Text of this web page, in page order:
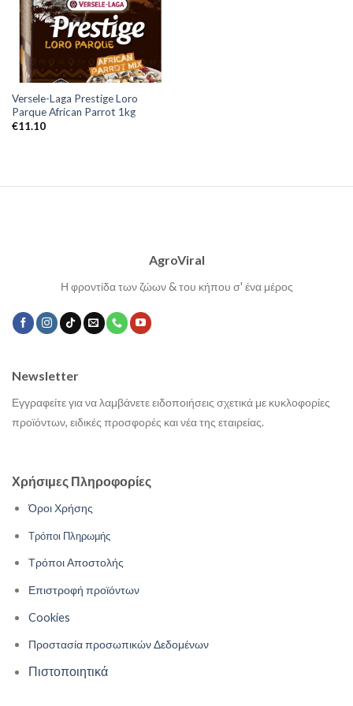
Versele-Laga Prestige Loro
Parque African Parrot 1kg
€11.10
AgroViral
Η φροντίδα των ζώων & του κήπου σ' ένα μέρος
Χρήσιμες Πληροφορίες
Όροι Χρήσης
Τρόποι Πληρωμής
Τρόποι Αποστολής
Επιστροφή προϊόντων
Cookies
Προστασία προσωπικών Δεδομένων
Πιστοποιητικά
Newsletter
Εγγραφείτε για να λαμβάνετε ειδοποιήσεις σχετικά με κυκλοφορίες
προϊόντων, ειδικές προσφορές και νέα της εταιρείας.